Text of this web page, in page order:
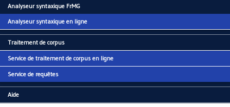
Analyseur syntaxique FrMG
Analyseur syntaxique en ligne
Traitement de corpus
Service de traitement de corpus en ligne
Service de requêtes
Aide